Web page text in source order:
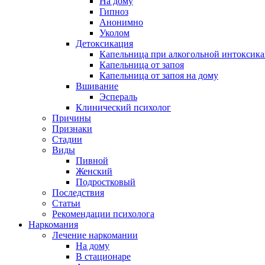
Гипноз
Анонимно
Уколом
Детоксикация
Капельница при алкогольной
Капельница от запоя
Капельница от запоя на дому
Вшивание
Эспераль
Клинический психолог
Причины
Признаки
Стадии
Виды
Пивной
Женский
Подростковый
Последствия
Статьи
Рекомендации психолога
Наркомания
Лечение наркомании
На дому
В стационаре